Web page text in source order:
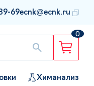
69ecnk@ecnk.ru
0
Химанализ